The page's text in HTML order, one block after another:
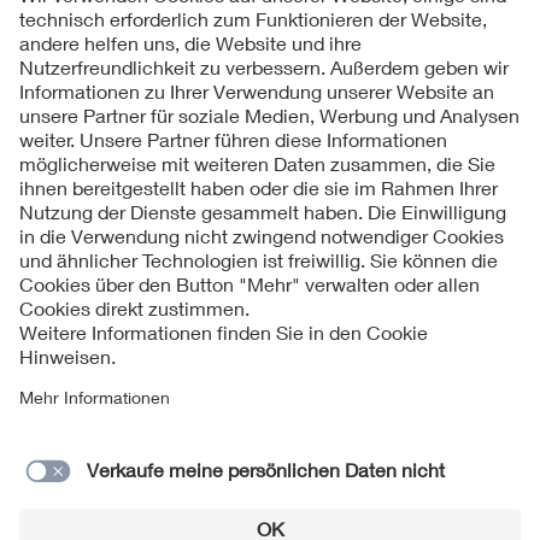
Folgen Sie uns
Kontakte
Service
Impressum
Datenschutzinformationen
Cookie Hinweise
Lieferantenportal
© 2026 VDE Verband der Elektrotechnik Elektronik